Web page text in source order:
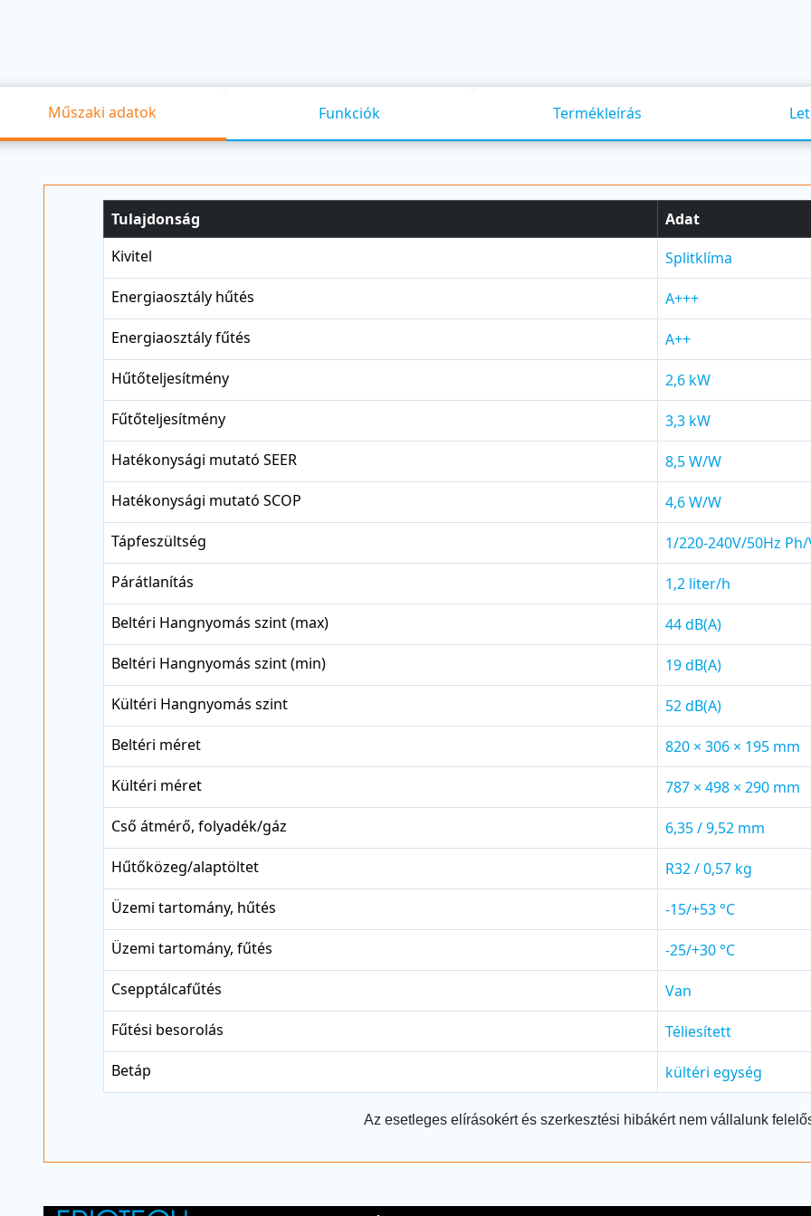
Műszaki adatok Funkciók Termékleírás
Tulajdonság
Adat
Kivitel
Splitklíma
Energiaosztály hűtés
A+++
Energiaosztály fűtés
A++
Hűtőteljesítmény
2,6 kW
Fűtőteljesítmény
3,3 kW
Hatékonysági mutató SEER
8,5 W/W
Hatékonysági mutató SCOP
4,6 W/W
Tápfeszültség
1/220-240V/50Hz
Párátlanítás
1,2 liter/h
Beltéri Hangnyomás szint (max)
44 dB(A)
Beltéri Hangnyomás szint (min)
19 dB(A)
Kültéri Hangnyomás szint
52 dB(A)
Beltéri méret
820 × 306 × 195 mm
Kültéri méret
787 × 498 × 290 mm
Cső átmérő, folyadék/gáz
6,35 / 9,52 mm
Hűtőközeg/alaptöltet
R32 / 0,57 kg
Üzemi tartomány, hűtés
-15/+53 °C
Üzemi tartomány, fűtés
-25/+30 °C
Csepptálcafűtés
Van
Fűtési besorolás
Téliesített
Betáp
kültéri egység
Az esetleges elírásokért és szerkesztési hibákért nem vállalunk